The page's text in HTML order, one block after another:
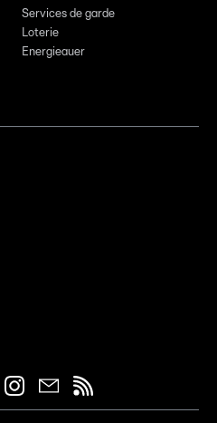
Services de garde
Loterie
Energieauer